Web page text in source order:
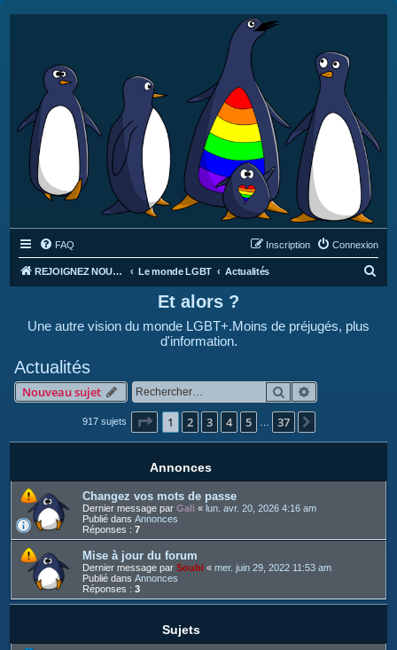
FAQ Connexion
Inscription
REJOIGNEZ NOUS SUR DISCORD : https://discord.gg/4C2Bvub Le monde LGBT Actualités
e
Et alors ?
Une autre vision du monde LGBT+.Moins de préjugés, plus
d'information.
Actualités
Nouveau sujet Rechercher
917 sujets Page 1sur37
1 2 3 4 5 37
Annonces
Changez vos mots de passe
Dernier message par Gali « lun. avr. 20, 2026 4:16 am
Publié dans Annonces
Réponses : 7
Mise à jour du forum
Dernier message par Soubi « mer. juin 29, 2022 11:53 am
Publié dans Annonces
Réponses : 3
Sujets